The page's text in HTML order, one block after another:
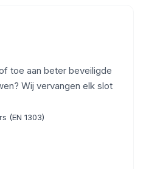
toe aan beter beveiligde
Wij vervangen elk slot
(EN 1303)